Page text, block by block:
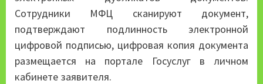
Сотрудники МФЦ сканируют документ,
подтверждают подлинность электронной
цифровой подписью, цифровая копия документа
размещается на портале Госуслуг в личном
кабинете заявителя.